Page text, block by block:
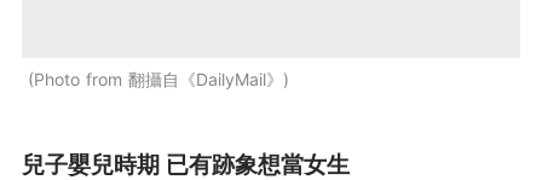
Photo from 翻攝自《DailyMail》
兒子嬰兒時期 已有跡象想當女生